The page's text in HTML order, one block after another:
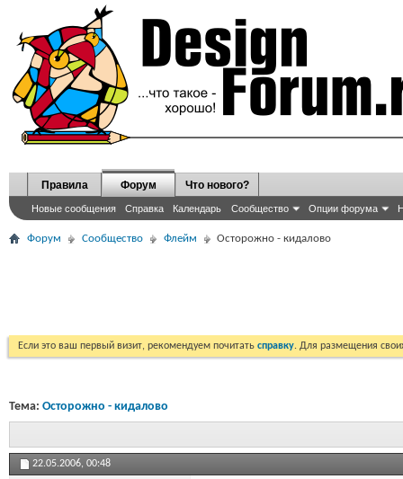
Правила Форум
Новые сообщения Справка Календарь Сообщество Опции форума
Что нового?
Форум Сообщество Флейм Осторожно - кидалово
Если это ваш первый визит, рекомендуем почитать справку. Для размещения
Тема: Осторожно - кидалово
22.05.2006, 00:48